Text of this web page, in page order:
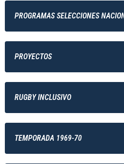
PROGRAMAS SELECCIONES
PROYECTOS
RUGBY INCLUSIVO
TEMPORADA 1969-70